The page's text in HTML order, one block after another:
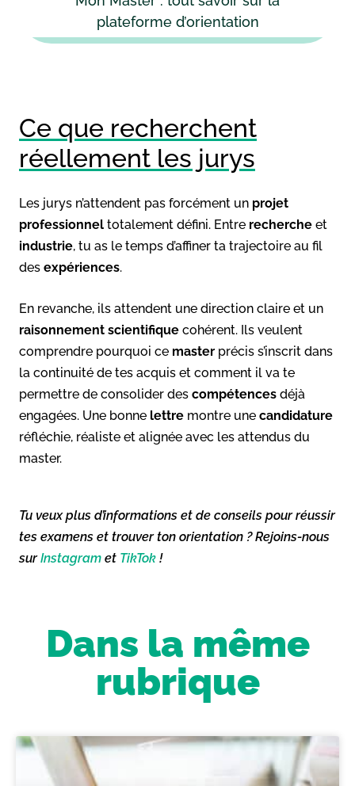
plateforme d’orientation
Ce que recherchent
réellement les jurys
Les jurys n’attendent pas forcément un projet
professionnel totalement défini. Entre recherche et
industrie, tu as le temps d’affiner ta trajectoire au fil
des expériences.
En revanche, ils attendent une direction claire et un
raisonnement scientifique cohérent. Ils veulent
comprendre pourquoi ce master précis s’inscrit dans
la continuité de tes acquis et comment il va te
permettre de consolider des compétences déjà
engagées. Une bonne lettre montre une candidature
réfléchie, réaliste et alignée avec les attendus du
master.
Tu veux plus d’informations et de conseils pour réussir
tes examens et trouver ton orientation ? Rejoins-nous
surInstagram et TikTok !
Dans la même
rubrique